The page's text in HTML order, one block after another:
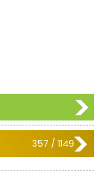
357 / 1149